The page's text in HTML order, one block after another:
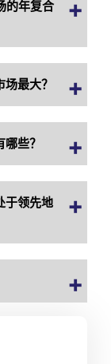
的年复合
最大？
些？
于领先地